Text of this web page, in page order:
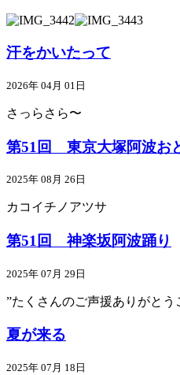
汗をかいたって
2026年 04月 01日
さっらさら〜
第51回 東京大塚阿波お
2025年 08月 26日
カコイチノアツサ
第51回 神楽坂阿波踊り
2025年 07月 29日
”たくさんのご声援ありがとう
夏が来る
2025年 07月 18日